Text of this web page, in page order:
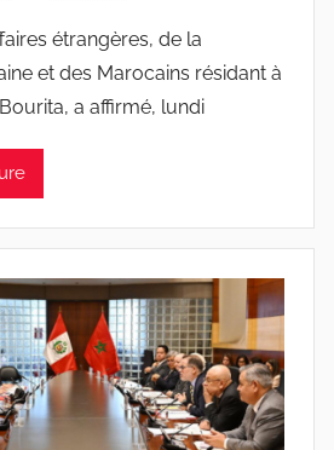
étrangères, de la
et des Marocains résidant à
a affirmé, lundi